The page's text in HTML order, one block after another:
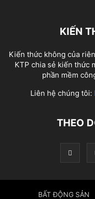
KIẾN
Kiến thức không của
KTP chia sẻ kiến thức
phần mềm
Liên hệ chúng tôi:
THEO
BẤT ĐỘNG SẢN